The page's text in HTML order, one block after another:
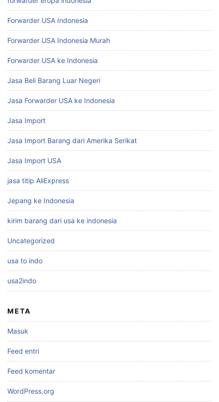
Forwarder USA Indonesia
Forwarder USA Indonesia Murah
Forwarder USA ke Indonesia
Jasa Beli Barang Luar Negeri
Jasa Forwarder USA ke Indonesia
Jasa Import
Jasa Import Barang dari Amerika Serikat
Jasa Import USA
jasa titip AliExpress
Jepang ke Indonesia
kirim barang dari usa ke indonesia
Uncategorized
usa to indo
usa2indo
META
Masuk
Feed entri
Feed komentar
WordPress.org